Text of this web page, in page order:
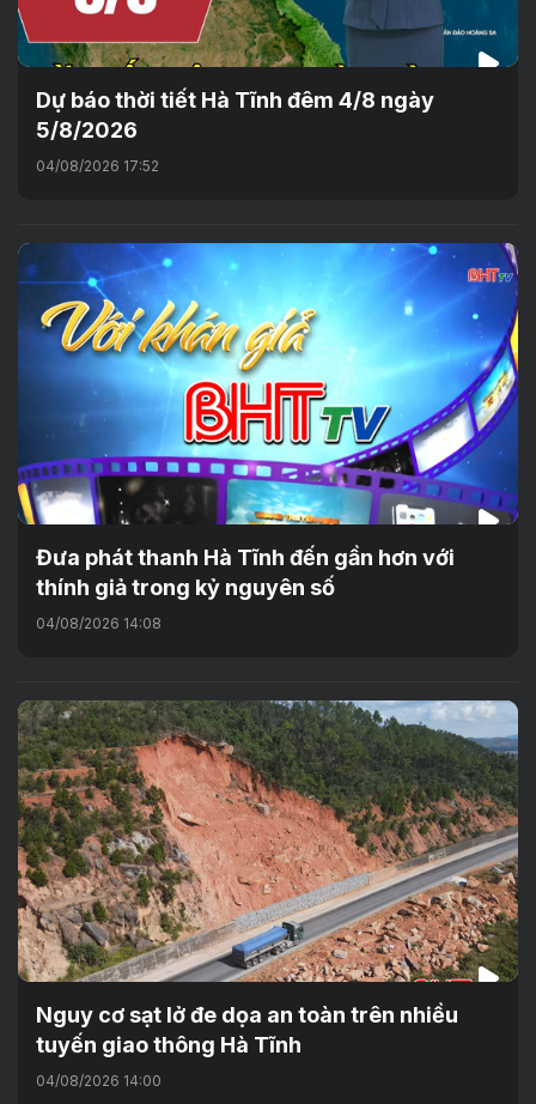
Dự báo thời tiết Hà Tĩnh đêm 4/8 ngày
5/8/2026
04/08/2026 17:52
Đưa phát thanh Hà Tĩnh đến gần hơn với
thính giả trong kỷ nguyên số
04/08/2026 14:08
Nguy cơ sạt lở đe dọa an toàn trên nhiều
tuyến giao thông Hà Tĩnh
04/08/2026 14:00